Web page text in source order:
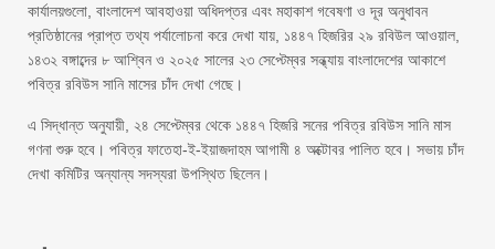
কার্যালয়গুলো, বাংলাদেশ আবহাওয়া অধিদপ্তর এবং মহাকাশ গবেষণা ও দূর অনুধাবন
প্রতিষ্ঠানের প্রাপ্ত তথ্য পর্যালোচনা করে দেখা যায়, ১৪৪৭ হিজরির ২৯ রবিউল আওয়াল,
১৪৩২ বঙ্গাব্দের ৮ আশ্বিন ও ২০২৫ সালের ২৩ সেপ্টেম্বর সন্ধ্যায় বাংলাদেশের আকাশে
পবিত্র রবিউস সানি মাসের চাঁদ দেখা গেছে।
এ সিদ্ধান্ত অনুযায়ী, ২৪ সেপ্টেম্বর থেকে ১৪৪৭ হিজরি সনের পবিত্র রবিউস সানি মাস
গণনা শুরু হবে। পবিত্র ফাতেহা-ই-ইয়াজদাহম আগামী ৪ অক্টোবর পালিত হবে। সভায় চাঁদ
দেখা কমিটির অন্যান্য সদস্যরা উপস্থিত ছিলেন।